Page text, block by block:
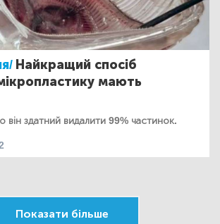
Найкращий спосіб
мають
він здатний видалити 99% частинок.
Показати більше